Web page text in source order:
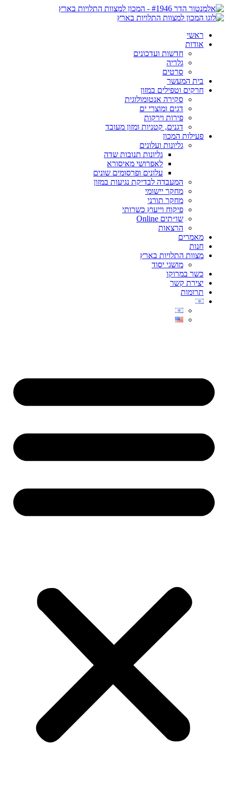
ראשי
אודות
חדשות ועדכונים
גלריה
סרטים
בית המעשר
חרקים וטפילים במזון
סקירה אנטומולוגית
דגים ומוצרי ים
פירות וירקות
דגנים, קטניות ומזון מעובד
פעילות המכון
גליונות ועלונים
גליונות תנובות שדה
לאפרושי מאיסורא
עלונים ופרסומים שונים
המעבדה לבדיקת נגיעות במזון
מחקר יישומי
מחקר תורני
פיקוח וייעוץ כשרותי
שו״תים Online
הרצאות
מאמרים
חנות
מצוות התלויות בארץ
מושגי יסוד
כשר במרוקו
יצירת קשר
תרומות